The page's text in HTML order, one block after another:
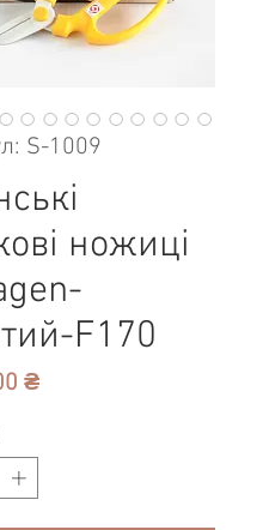
S-1009
ножиці
F170
₴Ціна